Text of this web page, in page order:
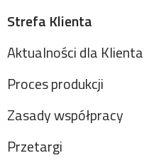
Strefa Klienta
Aktualności dla Klienta
Proces produkcji
Zasady współpracy
Przetargi